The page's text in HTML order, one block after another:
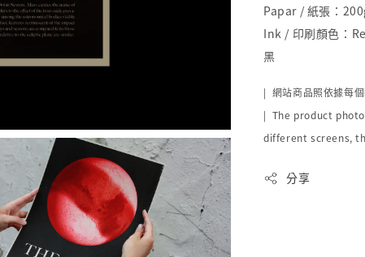
Papar / 紙張：
Ink / 印刷顏色：
黑
| 網站商品照依據每
| The product
different screens,
分享